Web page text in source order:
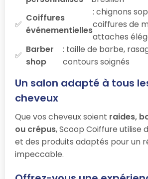
Coiffures
événementielles
: chignons
coiffures de
attaches
Barber
shop
: taille de barbe,
contours soignés
Un salon adapté à tous
cheveux
Que vos cheveux soient raides,
ou crépus, Scoop Coiffure utilise
et des produits adaptés pour un
impeccable.